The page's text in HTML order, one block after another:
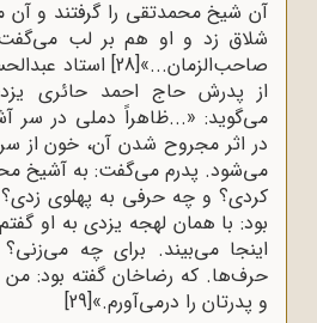
آن‌ شیخ‌ محمدتقی‌ را گرفتند و
شلاق زد و او هم‌ بر لب‌
صاحب‌الزمان‌...»[28]
استاد
از پدرش حاج احمد حائری
می‌گوید: «...ظاهراً دملی در سر
در اثر مجروح شدن آن، خون از
می‌شود. پدرم می‌گفت: به آشیخ
کردی؟ و چه حرفی به پهلوی
بود: با همان لهجه یزدی به او
اینجا می‌بیند. برای چه
حرف‌ها. که رضاخان گفته بود: من
و پدرتان را درمی‌آورم.»[29]